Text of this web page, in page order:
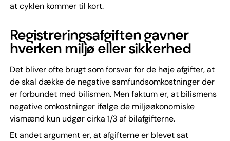
at cyklen kommer til kort.
Registreringsafgiften gavner
hverken miljø eller sikkerhed
Det bliver ofte brugt som forsvar for de høje afgifter, at
de skal dække de negative samfundsomkostninger der
er forbundet med bilismen. Men faktum er, at bilismens
negative omkostninger ifølge de miljøøkonomiske
vismænd kun udgør cirka 1/3 af bilafgifterne.
Et andet argument er, at afgifterne er blevet sat